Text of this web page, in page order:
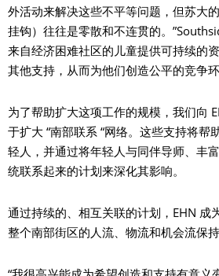
外活动来解决这些不平等问题，但苏大
挂钩）往往是零散和不连贯的。
来自经济困难社区的儿童提供可持续的
其他支持，从而为他们创造公平的竞争环
为了帮助扩大这项工作的规模，我们向
于扩大 “南部联系 “网络。这些支持将帮
轻人，并通过将年轻人与同伴导师、丰
统联系起来的计划来深化其影响。
通过持续的、相互关联的计划，EHN 成
整个南部街区的人流、物流和机会流保